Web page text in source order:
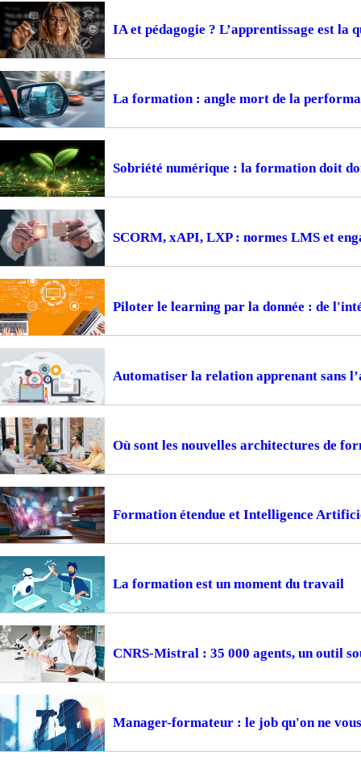
IA et pédagogie ? L’apprentissage est la
La formation : angle mort de la
Sobriété numérique : la formation doit
SCORM, xAPI, LXP : normes LMS et
Piloter le learning par la donnée : de
Automatiser la relation apprenant sans
Où sont les nouvelles architectures de
Formation étendue et Intelligence
La formation est un moment du travail
CNRS-Mistral : 35 000 agents, un outil
Manager-formateur : le job qu'on ne